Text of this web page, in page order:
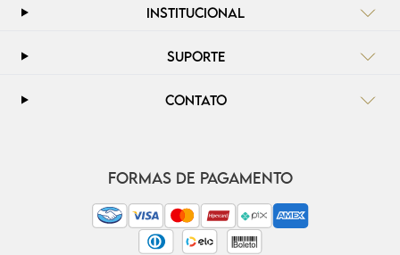
INSTITUCIONAL
SUPORTE
CONTATO
FORMAS DE PAGAMENTO